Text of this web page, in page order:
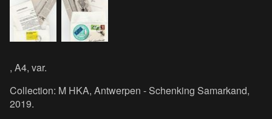
, A4, var.
Collection: M HKA, Antwerpen - Schenking Samarkand,
2019.